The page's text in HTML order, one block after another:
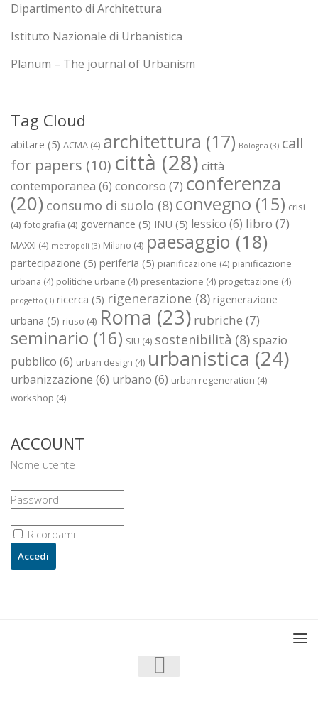
Dipartimento di Architettura
Istituto Nazionale di Urbanistica
Planum – The journal of Urbanism
Tag Cloud
abitare (5) ACMA (4) architettura (17) Bologna (3) call
for papers (10) città (28) città
contemporanea (6) concorso (7) conferenza
(20) consumo di suolo (8) convegno (15) crisi
(4) fotografia (4) governance (5) INU (5) lessico (6) libro (7)
MAXXI (4) metropoli (3) Milano (4) paesaggio (18)
partecipazione (5) periferia (5) pianificazione (4) pianificazione
urbana (4) politiche urbane (4) presentazione (4) progettazione (4)
progetto (3) ricerca (5) rigenerazione (8) rigenerazione
urbana (5) riuso (4) Roma (23) rubriche (7)
seminario (16) SIU (4) sostenibilità (8)spazio
pubblico (6) urban design (4) urbanistica (24)
urbanizzazione (6) urbano (6) urban regeneration (4)
workshop (4)
ACCOUNT
Nome utente
Password
Ricordami